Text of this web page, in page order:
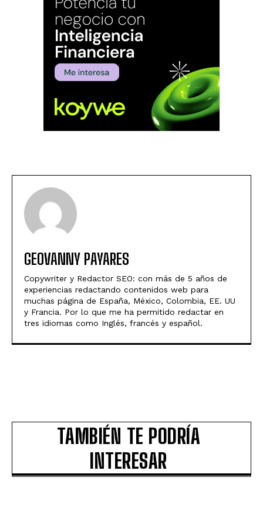
GEOVANNY PAYARES
Copywriter y Redactor SEO: con más de 5 años de
experiencias redactando contenidos web para
muchas página de España, México, Colombia, EE. UU
y Francia. Por lo que me ha permitido redactar en
tres idiomas como Inglés, francés y español.
TAMBIÉN TE PODRÍA
INTERESAR